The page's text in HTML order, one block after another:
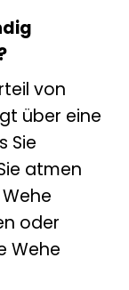
von
über eine
Sie
atmen
oder
Wehe